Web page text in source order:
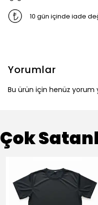
10 gün içinde iade
Yorumlar
Bu ürün için henüz yorum
Çok